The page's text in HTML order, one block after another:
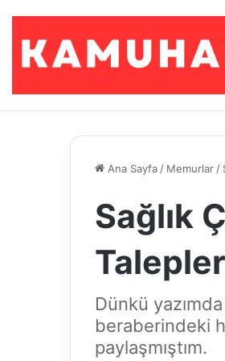
Ana Sayfa / Memurlar /
Sağlık
Dünkü
beraberindeki
paylaşmıştım.